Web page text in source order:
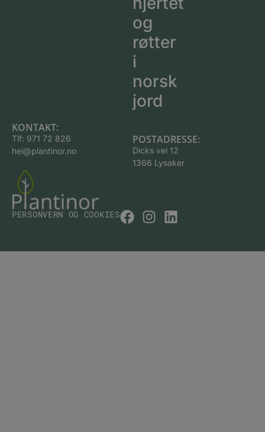
og
røtter
i
norsk
jord
KONTAKT:
Tlf: 971 72 826
hei@plantinor.no
POSTADRESSE:
Dicks vei 12
1366 Lysaker
PERSONVERN OG COOKIES